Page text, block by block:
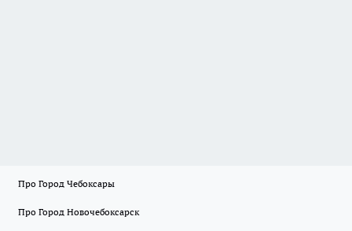
Про Город Чебоксары
Про Город Новочебоксарск